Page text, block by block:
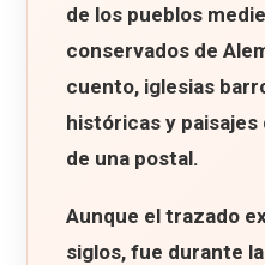
de los pueblos
conservados de
cuento, iglesias
históricas y
de una postal.
Aunque el trazado
siglos, fue durante